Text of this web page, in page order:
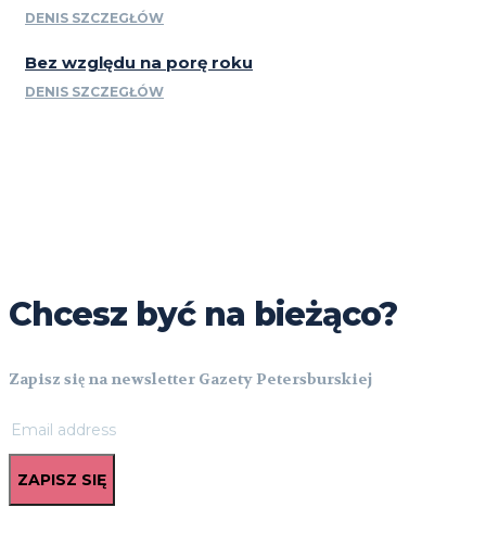
DENIS SZCZEGŁÓW
Bez względu na porę roku
DENIS SZCZEGŁÓW
Chcesz być na bieżąco?
Zapisz się na newsletter Gazety Petersburskiej
ZAPISZ SIĘ